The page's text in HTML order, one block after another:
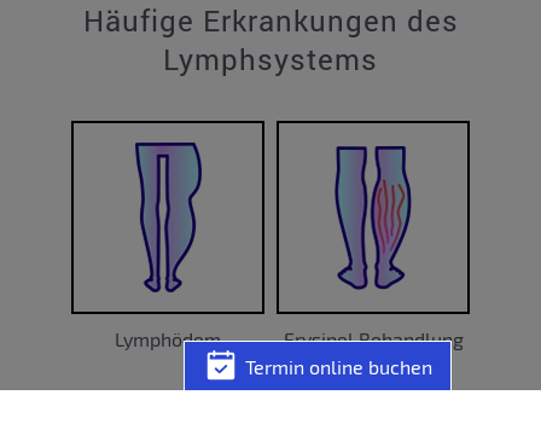
Häufige Erkrankungen des
Lymphsystems
Lymphödem
Erysipel Behandlung
Termin online buchen